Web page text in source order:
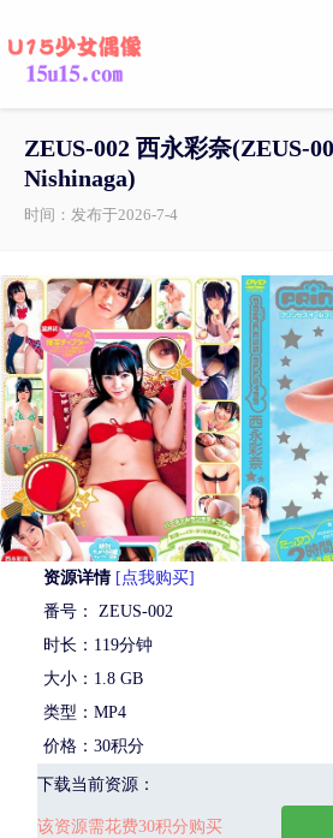
ZEUS-002 西永彩奈(ZEUS-
Nishinaga)
时间：发布于2026-7-4
资源详情 [点我购买]
番号： ZEUS-002
时长：119分钟
大小：1.8 GB
类型：MP4
价格：30积分
下载当前资源：
该资源需花费30积分购买